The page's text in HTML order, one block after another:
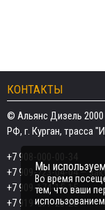
КОНТАКТЫ
© Альянс Дизель 2000
РФ, г. Курган, трасса
+7 908-000-00-34
+7 909-723-04-04—
+7 909-174-15-15
+7 919-577-20-20
Мы
Во время
тем, что ваши